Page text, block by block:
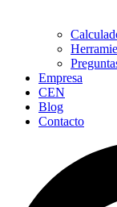
Empresa
CEN
Blog
Contacto